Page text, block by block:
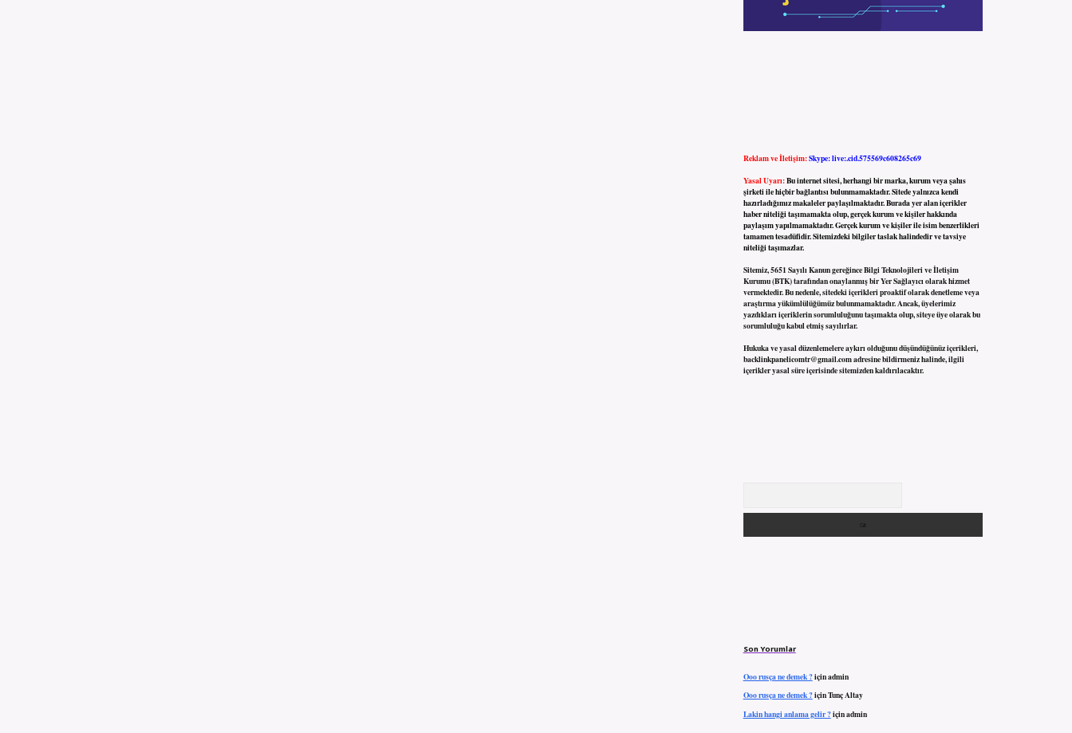
Reklam ve İletişim:Skype: live:.cid.575569c608265c69
Yasal Uyarı:Bu internet sitesi, herhangi bir marka, kurum veya şahıs
şirketi ile hiçbir bağlantısı bulunmamaktadır. Sitede yalnızca kendi
hazırladığımız makaleler paylaşılmaktadır. Burada yer alan içerikler
haber niteliği taşımamakta olup, gerçek kurum ve kişiler hakkında
paylaşım yapılmamaktadır. Gerçek kurum ve kişiler ile isim benzerlikleri
tamamen tesadüfidir. Sitemizdeki bilgiler taslak halindedir ve tavsiye
niteliği taşımazlar.
Sitemiz, 5651 Sayılı Kanun gereğince Bilgi Teknolojileri ve İletişim
Kurumu (BTK) tarafından onaylanmış bir Yer Sağlayıcı olarak hizmet
vermektedir. Bu nedenle, sitedeki içerikleri proaktif olarak denetleme veya
araştırma yükümlülüğümüz bulunmamaktadır. Ancak, üyelerimiz
yazdıkları içeriklerin sorumluluğunu taşımakta olup, siteye üye olarak bu
sorumluluğu kabul etmiş sayılırlar.
Hukuka ve yasal düzenlemelere aykırı olduğunu düşündüğünüz içerikleri,
backlinkpanelicomtr@gmail.comadresine bildirmeniz halinde, ilgili
içerikler yasal süre içerisinde sitemizden kaldırılacaktır.
Son Yorumlar
Ooo rusça ne demek ?içinadmin
Ooo rusça ne demek ?içinTunç Altay
Lakin hangi anlama gelir ?içinadmin